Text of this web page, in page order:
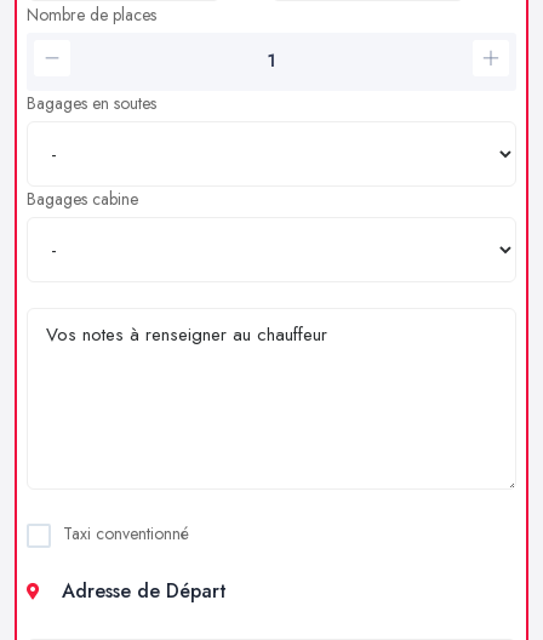
Nombre de places
Bagages en soutes
Bagages cabine
Taxi conventionné
Adresse de Départ